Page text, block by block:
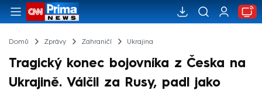
Domů Zprávy Zahraničí Ukrajina
Tragický konec bojovníka z Česka na
Ukrajině. Válčil za Rusy, padl jako